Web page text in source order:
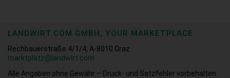
LANDWIRT.COM GMBH, YOUR MARKETPLACE
Rechbauerstraße 4/1/4, A-8010 Graz
marktplatz@landwirt.com
Alle Angaben ohne Gewähr – Druck- und Satzfehler vorbehalten.